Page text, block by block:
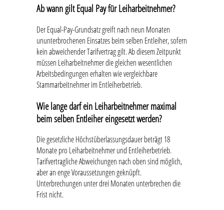
Ab wann gilt Equal Pay für Leiharbeitnehmer?
Der Equal-Pay-Grundsatz greift nach neun Monaten
ununterbrochenen Einsatzes beim selben Entleiher, sofern
kein abweichender Tarifvertrag gilt. Ab diesem Zeitpunkt
müssen Leiharbeitnehmer die gleichen wesentlichen
Arbeitsbedingungen erhalten wie vergleichbare
Stammarbeitnehmer im Entleiherbetrieb.
Wie lange darf ein Leiharbeitnehmer maximal
beim selben Entleiher eingesetzt werden?
Die gesetzliche Höchstüberlassungsdauer beträgt 18
Monate pro Leiharbeitnehmer und Entleiherbetrieb.
Tarifvertragliche Abweichungen nach oben sind möglich,
aber an enge Voraussetzungen geknüpft.
Unterbrechungen unter drei Monaten unterbrechen die
Frist nicht.